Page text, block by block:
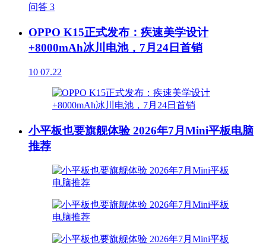
问答 3
OPPO K15正式发布：疾速美学设计
+8000mAh冰川电池，7月24日首销
10 07.22
小平板也要旗舰体验 2026年7月Mini平板电脑
推荐